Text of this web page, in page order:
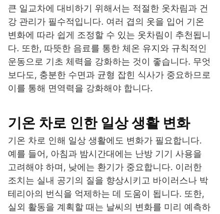
큰 일교차에 대비하기 위해서는 적절한 옷차림과 건
강 관리가 필수적입니다. 여러 겹의 옷을 입어 기온
변화에 따라 쉽게 조정할 수 있는 옷차림이 추천됩니
다. 또한, 따뜻한 음료를 통한 체온 유지와 규칙적인
운동으로 기초 체력을 강화하는 것이 좋습니다. 무엇
보다도, 충분한 수면과 균형 잡힌 식사가 중요하므로
이를 통해 면역력을 강화해야 합니다.
기온 차로 인한 일상 생활 변화
기온 차로 인해 일상 생활에도 변화가 필요합니다.
예를 들어, 아침과 밤시간대에는 난방 기기 사용을
고려해야 하며, 낮에는 환기가 중요합니다. 이러한
조치는 실내 공기의 질을 향상시키고 바이러스나 박
테리아의 번식을 억제하는 데 도움이 됩니다. 또한,
실외 활동을 계획할 때는 날씨의 변화를 미리 예측하